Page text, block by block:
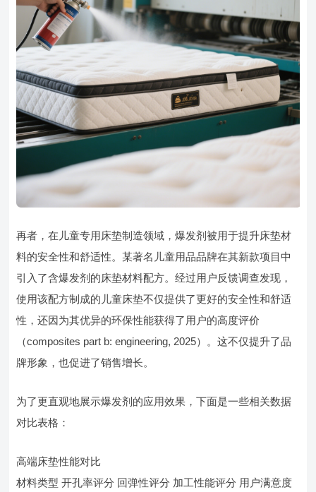
再者，在儿童专用床垫制造领域，爆发剂被用于提升床垫材
料的安全性和舒适性。某著名儿童用品品牌在其新款项目中
引入了含爆发剂的床垫材料配方。经过用户反馈调查发现，
使用该配方制成的儿童床垫不仅提供了更好的安全性和舒适
性，还因为其优异的环保性能获得了用户的高度评价
（composites part b: engineering, 2025）。这不仅提升了品
牌形象，也促进了销售增长。
为了更直观地展示爆发剂的应用效果，下面是一些相关数据
对比表格：
高端床垫性能对比
材料类型 开孔率评分 回弹性评分 加工性能评分 用户满意度